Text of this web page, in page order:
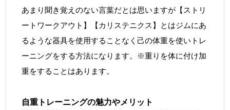
あまり聞き覚えのない言葉だとは思いますが【ストリ
ートワークアウト】【カリステニクス】とはジムにあ
るような器具を使用することなく己の体重を使いトレ
ーニングをする方法になります。※重りを体に付け加
重をすることはあります。
自重トレーニングの魅力やメリット